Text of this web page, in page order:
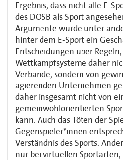
Ergebnis, dass nicht alle E-
des DOSB als Sport
Argumente wurde unter
hinter dem E-Sport ein
Entscheidungen über
Wettkampfsysteme daher
Verbände, sondern von
agierenden Unternehmen
daher insgesamt nicht von
gemeinwohlorientierten
kann. Auch das Töten der
Gegenspieler*innen
Verständnis des Sports.
nur bei virtuellen Sportarten,